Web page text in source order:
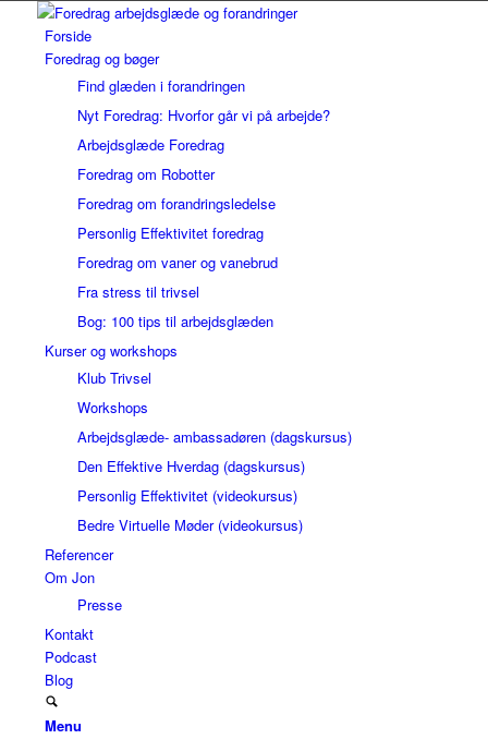
Forside
Foredrag og bøger
Find glæden i forandringen
Nyt Foredrag: Hvorfor går vi på arbejde?
Arbejdsglæde Foredrag
Foredrag om Robotter
Foredrag om forandringsledelse
Personlig Effektivitet foredrag
Foredrag om vaner og vanebrud
Fra stress til trivsel
Bog: 100 tips til arbejdsglæden
Kurser og workshops
Klub Trivsel
Workshops
Arbejdsglæde- ambassadøren (dagskursus)
Den Effektive Hverdag (dagskursus)
Personlig Effektivitet (videokursus)
Bedre Virtuelle Møder (videokursus)
Referencer
Om Jon
Presse
Kontakt
Podcast
Blog
Menu